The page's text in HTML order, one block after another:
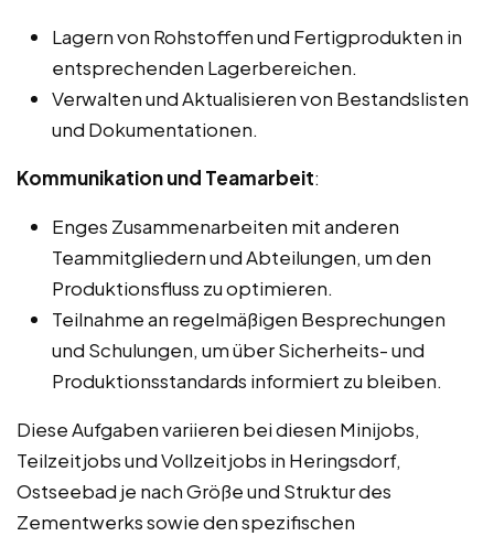
Lagern von Rohstoffen und Fertigprodukten in
entsprechenden Lagerbereichen.
Verwalten und Aktualisieren von Bestandslisten
und Dokumentationen.
Kommunikation und Teamarbeit:
Enges Zusammenarbeiten mit anderen
Teammitgliedern und Abteilungen, um den
Produktionsfluss zu optimieren.
Teilnahme an regelmäßigen Besprechungen
und Schulungen, um über Sicherheits- und
Produktionsstandards informiert zu bleiben.
Diese Aufgaben variieren bei diesen Minijobs,
Teilzeitjobs und Vollzeitjobs in Heringsdorf,
Ostseebad je nach Größe und Struktur des
Zementwerks sowie den spezifischen